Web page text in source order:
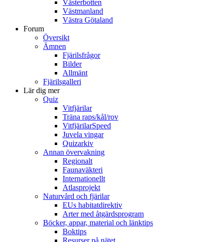
Västerbotten
Västmanland
Västra Götaland
Forum
Översikt
Ämnen
Fjärilsfrågor
Bilder
Allmänt
Fjärilsgalleri
Lär dig mer
Quiz
Vitfjärilar
Träna raps/kål/rov
VitfjärilarSpeed
Juvela vingar
Quizarkiv
Annan övervakning
Regionalt
Faunaväkteri
Internationellt
Atlasprojekt
Naturvård och fjärilar
EUs habitatdirektiv
Arter med åtgärdsprogram
Böcker, appar, material och länktips
Boktips
Resurser på nätet